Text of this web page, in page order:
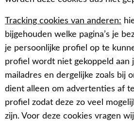
Tracking cookies van anderen:
bijgehouden welke pagina’s je
je persoonlijke profiel op te
profiel wordt niet gekoppeld aan
mailadres en dergelijke zoals bij
dient alleen om advertenties af
profiel zodat deze zo veel
zijn. Voor deze cookies vragen